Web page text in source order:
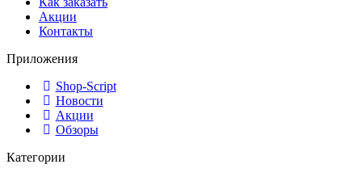
Акции
Контакты
Приложения
Shop-Script
Новости
Акции
Обзоры
Категории